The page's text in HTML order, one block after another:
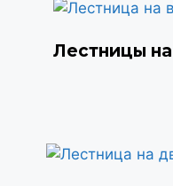
Лестницы